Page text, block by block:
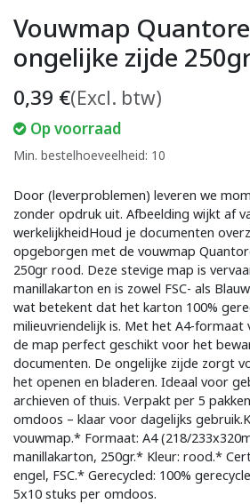
Vouwmap
ongelijke zijde
0,39 €(Excl. btw)
Op voorraad
Min. bestelhoeveelheid: 10
Door (leverproblemen) leveren we
zonder opdruk uit. Afbeelding wijkt af
werkelijkheidHoud je documenten
opgeborgen met de vouwmap
250gr rood. Deze stevige map is
manillakarton en is zowel FSC- als
wat betekent dat het karton 100%
milieuvriendelijk is. Met het A4-formaat
de map perfect geschikt voor het
documenten. De ongelijke zijde zorgt
het openen en bladeren. Ideaal voor
archieven of thuis. Verpakt per 5
omdoos – klaar voor dagelijks
vouwmap.* Formaat: A4 (218/
manillakarton, 250gr.* Kleur: rood.*
engel, FSC.* Gerecycled: 100%
5x10 stuks per omdoos.